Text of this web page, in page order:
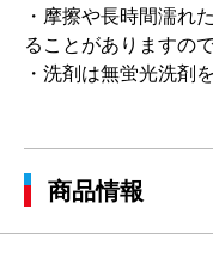
・摩擦や長時間濡れ
ることがありますの
・洗剤は無蛍光洗剤
商品情報